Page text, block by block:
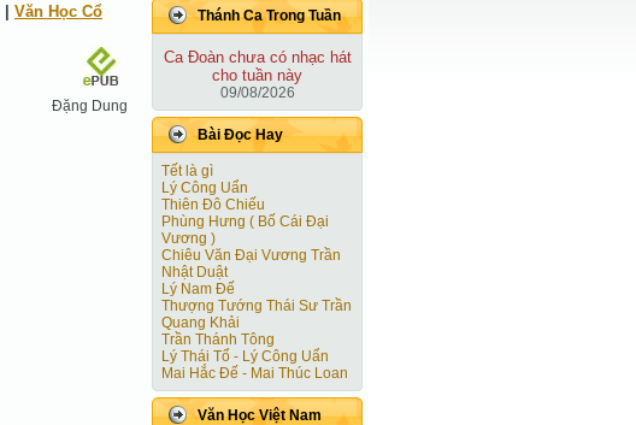
Văn Học Cổ
Đặng Dung
Thánh Ca Trong Tuần
Ca Ðoàn chưa có nhạc hát
cho tuần này
09/08/2026
Bài Ðọc Hay
Tết là gì
Lý Công Uẩn
Thiên Đô Chiếu
Phùng Hưng ( Bố Cái Đại
Vương )
Chiêu Văn Đại Vương Trần
Nhật Duật
Lý Nam Đế
Thượng Tướng Thái Sư Trần
Quang Khải
Trần Thánh Tông
Lý Thái Tổ - Lý Công Uẩn
Mai Hắc Đế - Mai Thúc Loan
Văn Học Việt Nam